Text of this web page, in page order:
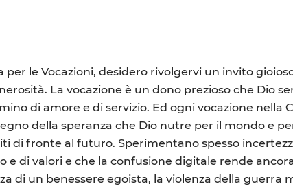
le Vocazioni, desidero rivolgervi un invito
La vocazione è un dono prezioso che Dio
di amore e di servizio. Ed ogni vocazione nella
della speranza che Dio nutre per il mondo e
di fronte al futuro. Sperimentano spesso
e di valori e che la confusione digitale rende
di un benessere egoista, la violenza della